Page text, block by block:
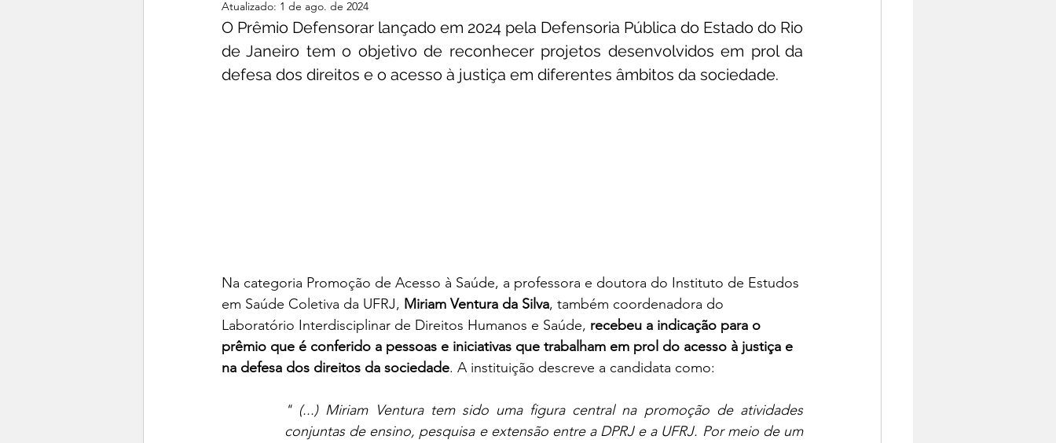
Direitos das mulheres Defesas e Qualificações Entrevista
Atualizado: 1 de ago. de 2024
O Prêmio Defensorar lançado em 2024 pela Defensoria Pública do Estado do Rio
de Janeiro tem o objetivo de reconhecer projetos desenvolvidos em prol da
defesa dos direitos e o acesso à justiça em diferentes âmbitos da sociedade.
Na categoria Promoção de Acesso à Saúde, a professora e doutora do Instituto de Estudos
em Saúde Coletiva da UFRJ, Miriam Ventura da Silva, também coordenadora do
Laboratório Interdisciplinar de Direitos Humanos e Saúde, recebeu a indicação para o
prêmio que é conferido a pessoas e iniciativas que trabalham em prol do acesso à justiça e
na defesa dos direitos da sociedade. A instituição descreve a candidata como:
" (...) Miriam Ventura tem sido uma figura central na promoção de atividades
conjuntas de ensino, pesquisa e extensão entre a DPRJ e a UFRJ. Por meio de um